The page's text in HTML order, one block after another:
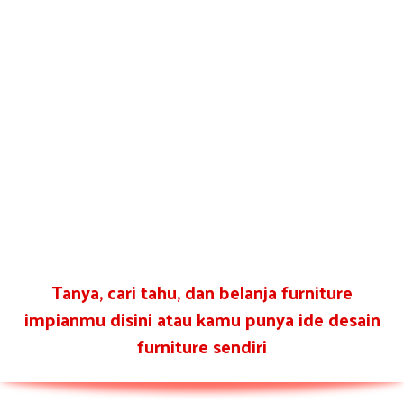
Tanya, cari tahu, dan belanja furniture
impianmu disini atau kamu punya ide desain
furniture sendiri